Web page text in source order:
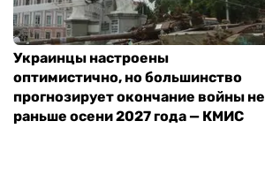
Украинцы настроены
оптимистично, но большинство
прогнозирует окончание войны не
раньше осени 2027 года — КМИС